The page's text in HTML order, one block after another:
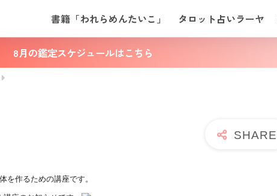
書籍「われらめんたいこ」 タロット占いラーヤ
8月の鑑定スケジュールはこちら
を作るための講座です。